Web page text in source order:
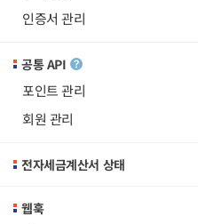
인증서 관리
공통 API
포인트 관리
회원 관리
전자세금계산서 상태
웹훅